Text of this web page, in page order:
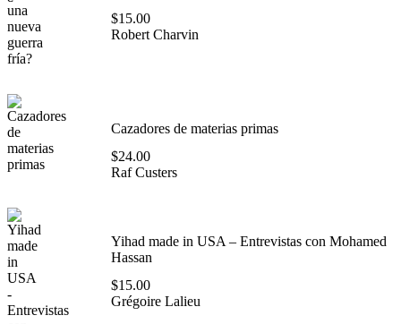
$15.00
Robert Charvin
Cazadores de materias primas
$24.00
Raf Custers
Yihad made in USA – Entrevistas con Mohamed
Hassan
$15.00
Grégoire Lalieu